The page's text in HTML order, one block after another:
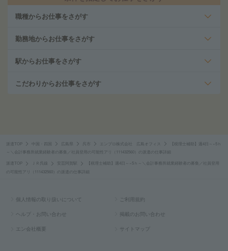
職種からお仕事をさがす
勤務地からお仕事をさがす
駅からお仕事をさがす
こだわりからお仕事をさがす
派遣TOP 中国・四国 広島県 呉市 エンプロ株式会社 広島オフィス
【税理士補助】週4日～×5ｈ
～＼会計事務所就業経験者の募集／社員登用の可能性アリ（111432560）の派遣の仕事詳細
派遣TOP ＪＲ呉線 安芸阿賀駅
【税理士補助】週4日～×5ｈ～＼会計事務所就業経験者の募集／社員登用
の可能性アリ（111432560）の派遣の仕事詳細
個人情報の取り扱いについて ご利用規約
ヘルプ・お問い合わせ 掲載のお問い合わせ
エン会社概要 サイトマップ